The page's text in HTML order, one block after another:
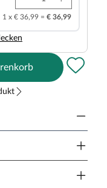
1 x € 36,99 = € 36,99
etc.)